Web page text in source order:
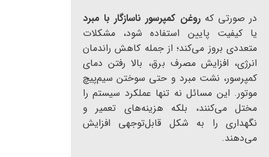
در صورتی کهروغن کمپرسور ناسازگار با مبرد
یا کیفیت پایین استفاده شود، مشکلات
متعددی بروز می‌کند؛ از جمله کاهش راندمان
انرژی، افزایش مصرف برق، بالا رفتن دمای
کمپرسور، نشت مبرد و حتی سوختن سیم‌پیچ
موتور. این مسائل نه تنها عملکرد سیستم را
مختل می‌کنند، بلکه هزینه‌های تعمیر و
نگهداری را به شکل قابل‌توجهی افزایش
می‌دهند.